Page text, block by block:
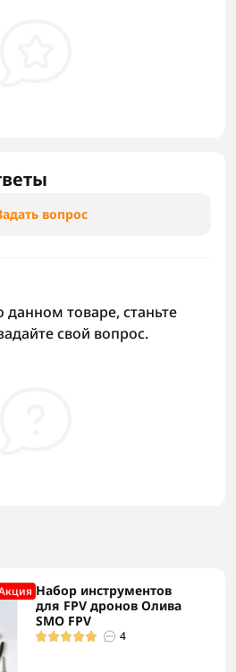
вопрос
данном товаре, станьте
свой вопрос.
Набор инструментов
для FPV дронов Олива
SMO FPV
4